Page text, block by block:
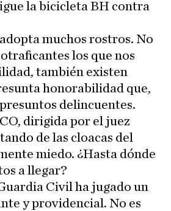
la bicicleta BH contra
muchos rostros. No
los que nos
también existen
honorabilidad que,
delincuentes.
dirigida por el juez
de las cloacas del
miedo. ¿Hasta dónde
a llegar?
Civil ha jugado un
y providencial. No es